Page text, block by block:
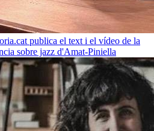
publica el text i el vídeo de la
sobre jazz d'Amat-Piniella